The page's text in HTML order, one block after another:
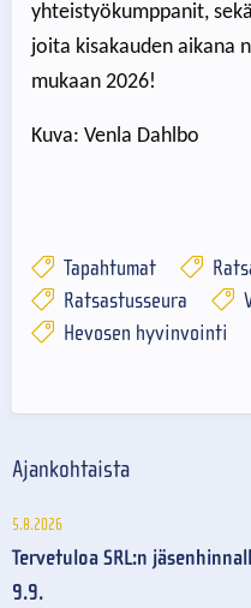
yhteistyökumppanit,
joita kisakauden aikana
mukaan 2026!
Kuva: Venla Dahlbo
Tapahtumat
Ratsastusseura
Hevosen hyvinvointi
Ajankohtaista
5.8.2026
Tervetuloa SRL:n
9.9.